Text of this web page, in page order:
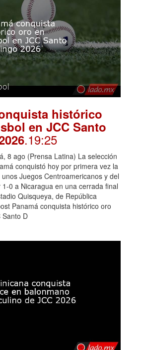
histórico
en JCC Santo
.19:25
8 ago (Prensa Latina) La selección
conquistó hoy por primera vez la
Juegos Centroamericanos y del
0 a Nicaragua en una cerrada final
Quisqueya, de República
Panamá conquista histórico oro
Santo D